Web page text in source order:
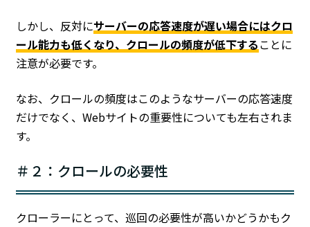
しかし、反対にサーバーの応答速度が遅い場合にはクロ
ール能力も低くなり、クロールの頻度が低下することに
注意が必要です。
なお、クロールの頻度はこのようなサーバーの応答速度
だけでなく、Webサイトの重要性についても左右されま
す。
＃２：クロールの必要性
クローラーにとって、巡回の必要性が高いかどうかもク